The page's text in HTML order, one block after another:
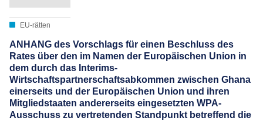
EU-rätten
ANHANG des Vorschlags für einen Beschluss des
Rates über den im Namen der Europäischen Union in
dem durch das Interims-
Wirtschaftspartnerschaftsabkommen zwischen Ghana
einerseits und der Europäischen Union und ihren
Mitgliedstaaten andererseits eingesetzten WPA-
Ausschuss zu vertretenden Standpunkt betreffend die